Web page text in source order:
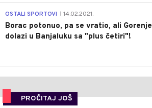
OSTALI SPORTOVI 14.02.2021.
Borac potonuo, pa se vratio, ali Gorenje
dolazi u Banjaluku sa "plus četiri"!
PROČITAJ JOŠ